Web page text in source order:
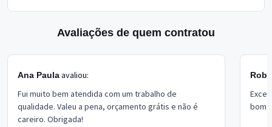
Avaliações de quem contratou
Ana Paulaavaliou:
Fui muito bem atendida com um trabalho de
qualidade. Valeu a pena, orçamento grátis e não é
careiro. Obrigada!
bom